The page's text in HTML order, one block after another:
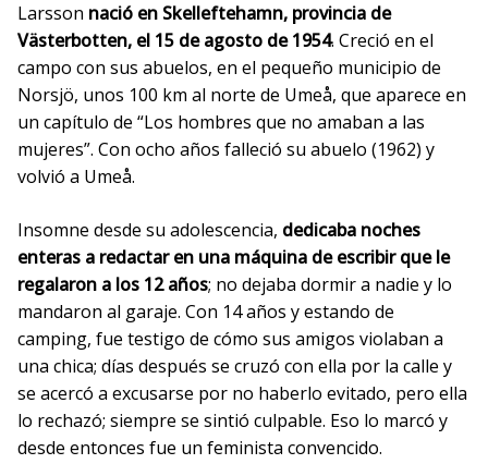
Larsson nació en Skelleftehamn, provincia de
Västerbotten, el 15 de agosto de 1954. Creció en el
campo con sus abuelos, en el pequeño municipio de
Norsjö, unos 100 km al norte de Umeå, que aparece en
un capítulo de “Los hombres que no amaban a las
mujeres”. Con ocho años falleció su abuelo (1962) y
volvió a Umeå.
Insomne desde su adolescencia, dedicaba noches
enteras a redactar en una máquina de escribir que le
regalaron a los 12 años; no dejaba dormir a nadie y lo
mandaron al garaje. Con 14 años y estando de
camping, fue testigo de cómo sus amigos violaban a
una chica; días después se cruzó con ella por la calle y
se acercó a excusarse por no haberlo evitado, pero ella
lo rechazó; siempre se sintió culpable. Eso lo marcó y
desde entonces fue un feminista convencido.